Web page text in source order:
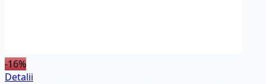
-16%
Detalii